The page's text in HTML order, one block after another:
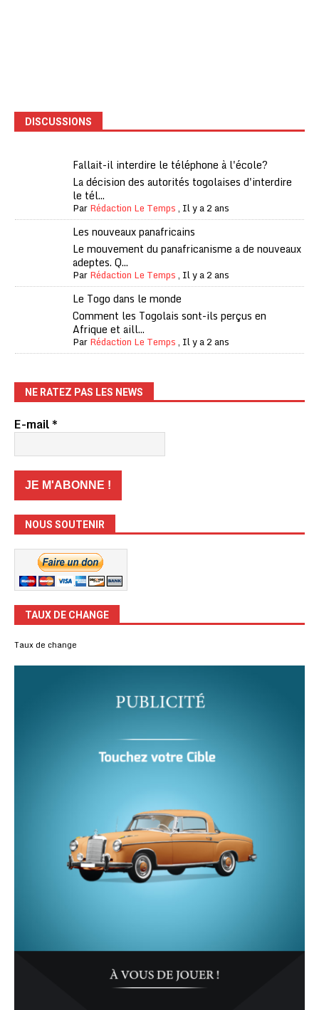
DISCUSSIONS
Fallait-il interdire le téléphone à l'école?
La décision des autorités togolaises d'interdire
le tél...
ParRédaction Le Temps, Il y a 2 ans
Les nouveaux panafricains
Le mouvement du panafricanisme a de nouveaux
adeptes. Q...
ParRédaction Le Temps, Il y a 2 ans
Le Togo dans le monde
Comment les Togolais sont-ils perçus en
Afrique et aill...
ParRédaction Le Temps, Il y a 2 ans
NE RATEZ PAS LES NEWS
E-mail*
NOUS SOUTENIR
TAUX DE CHANGE
Taux de change